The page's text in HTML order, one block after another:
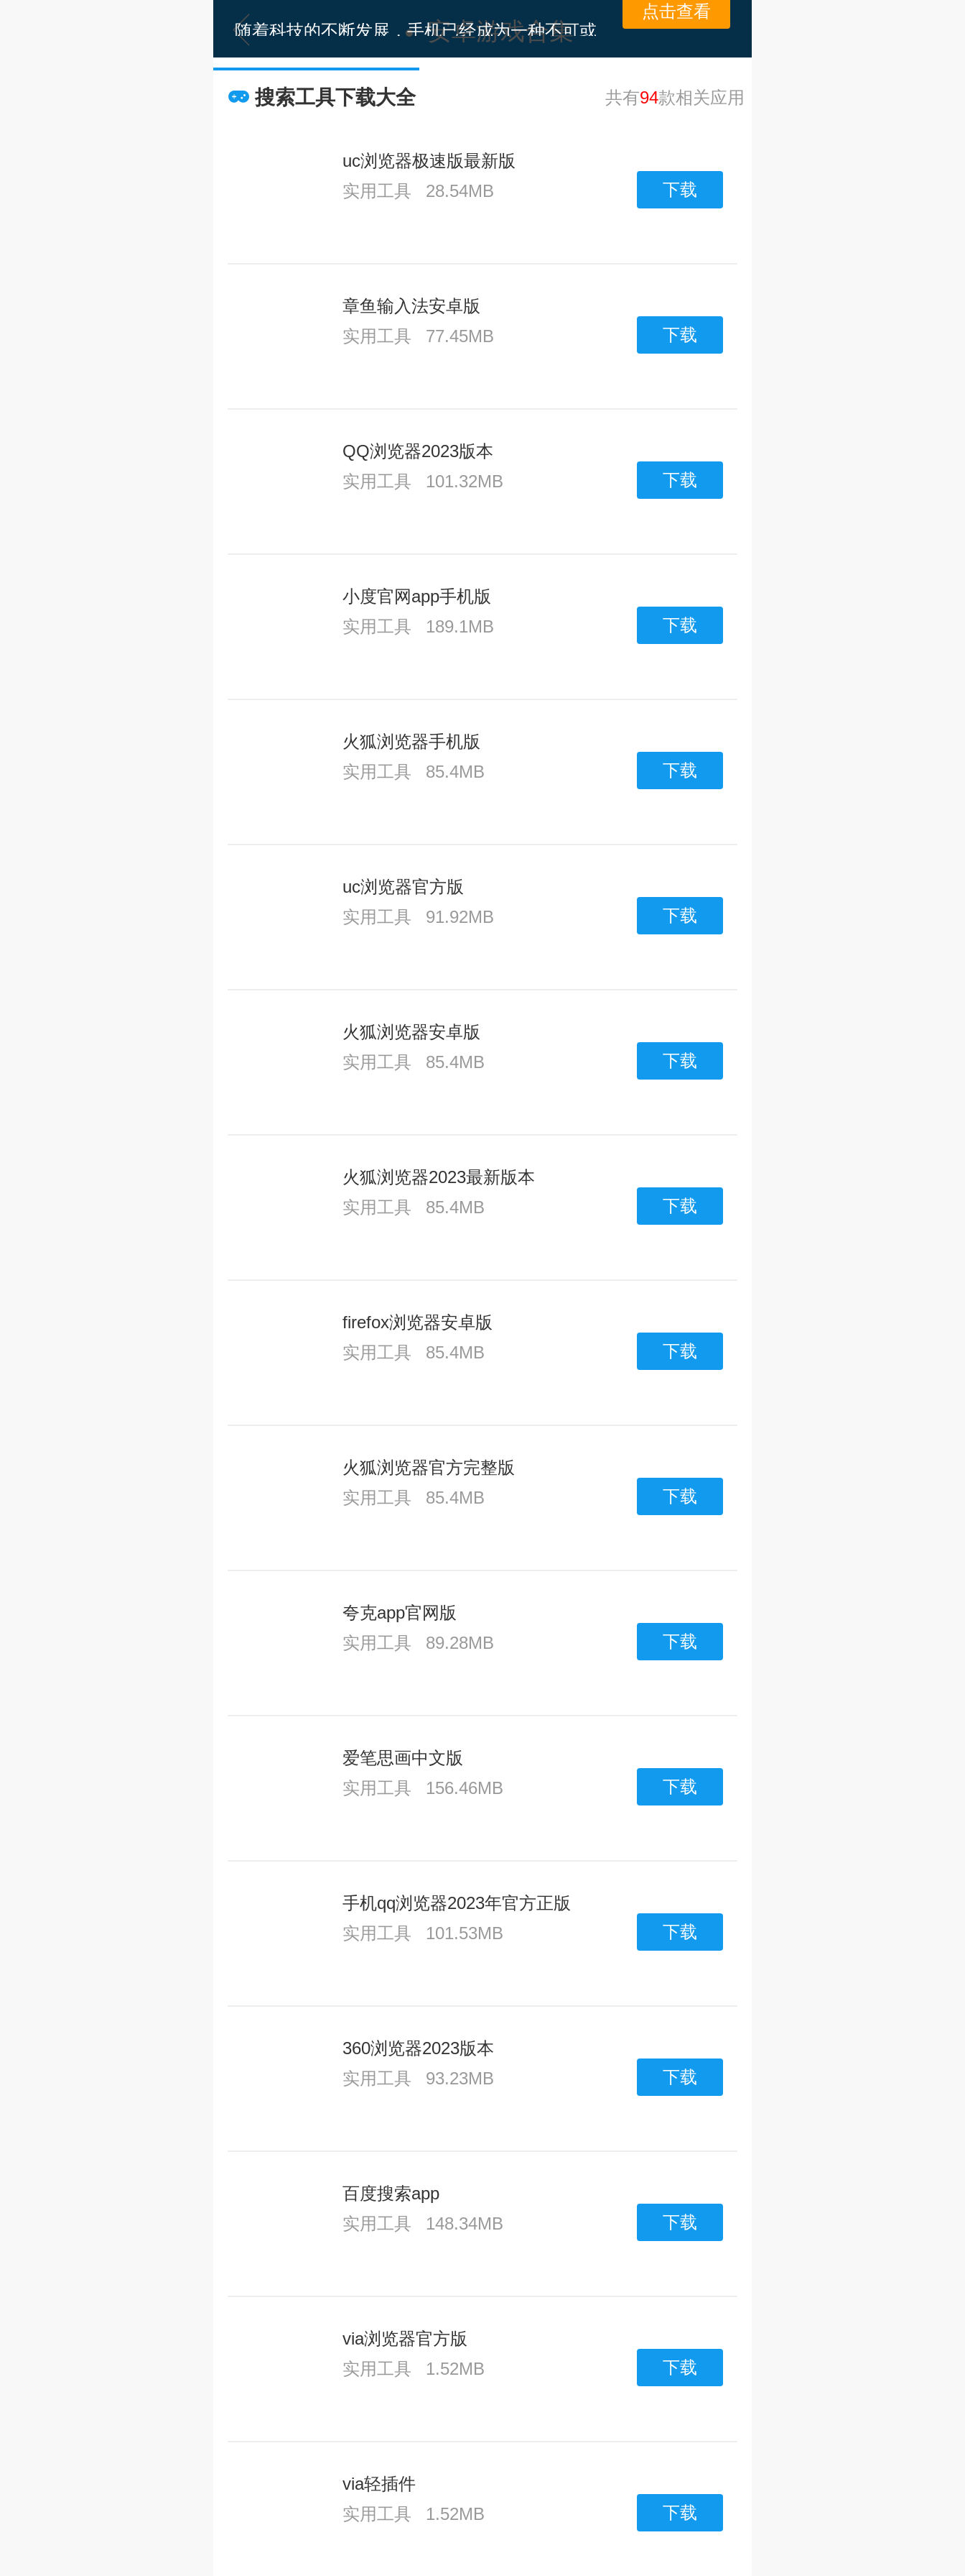
安卓游戏合集
随着科技的不断发展，手机已经成为一种不可或
缺的普及设备。当身边没有电脑，但又急需查找
某些问题的答案时，手机搜索软件可以帮助我们
渡过难关。随着手机搜索app在市场上竞争日益
功能，为此小编特地整理了手机网页搜索工具ap
p排行榜，你可以根据你自己的需要和喜好来进
行选择。有需要的话快来下载吧！
点击查看
搜索工具下载大全 共有94款相关应用
uc浏览器极速版最新版
实用工具
28.54MB 下载
章鱼输入法安卓版
实用工具
77.45MB 下载
QQ浏览器2023版本
实用工具
101.32MB 下载
小度官网app手机版
实用工具
189.1MB 下载
火狐浏览器手机版
实用工具
85.4MB 下载
uc浏览器官方版
实用工具
91.92MB 下载
火狐浏览器安卓版
实用工具
85.4MB 下载
火狐浏览器2023最新版本
实用工具
85.4MB 下载
firefox浏览器安卓版
实用工具
85.4MB 下载
火狐浏览器官方完整版
实用工具
85.4MB 下载
夸克app官网版
实用工具
89.28MB 下载
爱笔思画中文版
实用工具
156.46MB 下载
手机qq浏览器2023年官方正版
实用工具
101.53MB 下载
360浏览器2023版本
实用工具
93.23MB 下载
百度搜索app
实用工具
148.34MB 下载
via浏览器官方版
实用工具
1.52MB 下载
via轻插件
实用工具
1.52MB 下载